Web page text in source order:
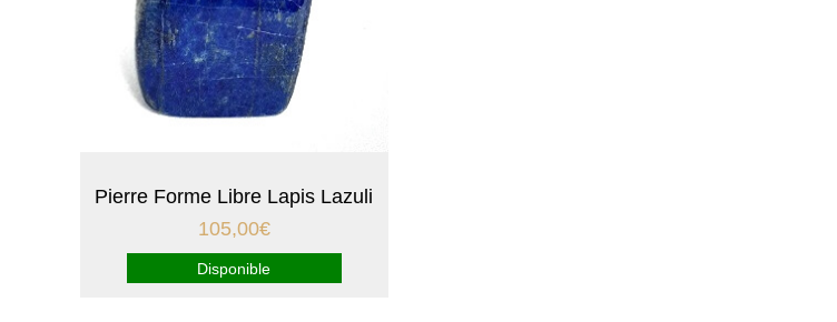
Pierre Forme Libre Lapis Lazuli
105,00€
Disponible